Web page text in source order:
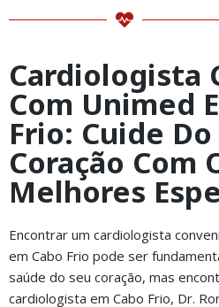
Cardiologista
Com Unimed
Frio: Cuide Do
Coração Com
Melhores
Encontrar um cardiologista
em Cabo Frio pode ser
saúde do seu coração, mas
cardiologista em Cabo Frio, Dr.